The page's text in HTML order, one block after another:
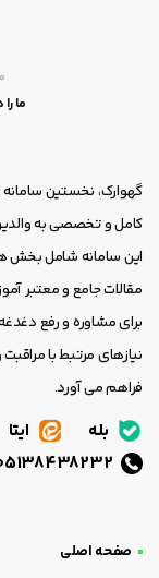
ما
گهوارک، نخستین
کامل و تخصصی به
این سامانه شامل بخش
مقالات جامع و معتبر
برای مشاوره و رفع
نیازهای مرتبط با
فراهم می آورد.
بله ایتا
صفحه اصلی